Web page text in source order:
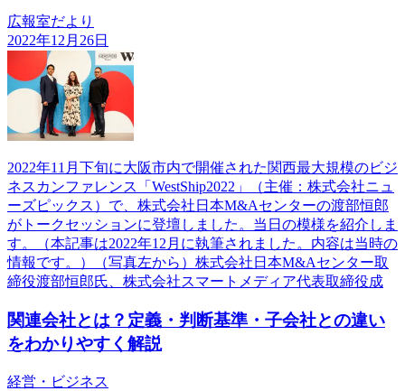
広報室だより
2022年12月26日
2022年11月下旬に大阪市内で開催された関西最大規模のビジ
ネスカンファレンス「WestShip2022」（主催：株式会社ニュ
ーズピックス）で、株式会社日本M&Aセンターの渡部恒郎
がトークセッションに登壇しました。当日の模様を紹介しま
す。（本記事は2022年12月に執筆されました。内容は当時の
情報です。）（写真左から）株式会社日本M&Aセンター取
締役渡部恒郎氏、株式会社スマートメディア代表取締役成
関連会社とは？定義・判断基準・子会社との違い
をわかりやすく解説
経営・ビジネス